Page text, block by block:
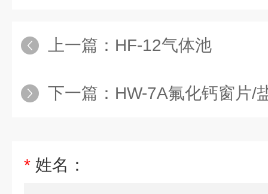
上一篇： HF-12气体池
下一篇： HW-7A氟化钙窗片/
* 姓名：